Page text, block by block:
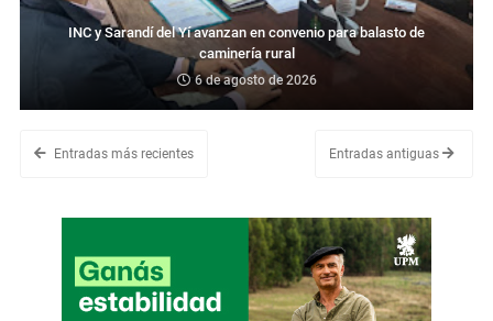
INC y Sarandí del Yí avanzan en convenio para balasto de
caminería rural
6 de agosto de 2026
Entradas más recientes Entradas antiguas